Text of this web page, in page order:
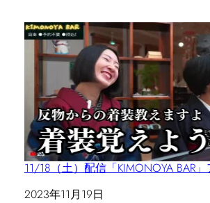
11/18（土）配信「KIMONOYA BAR
日付
2023年11月19日